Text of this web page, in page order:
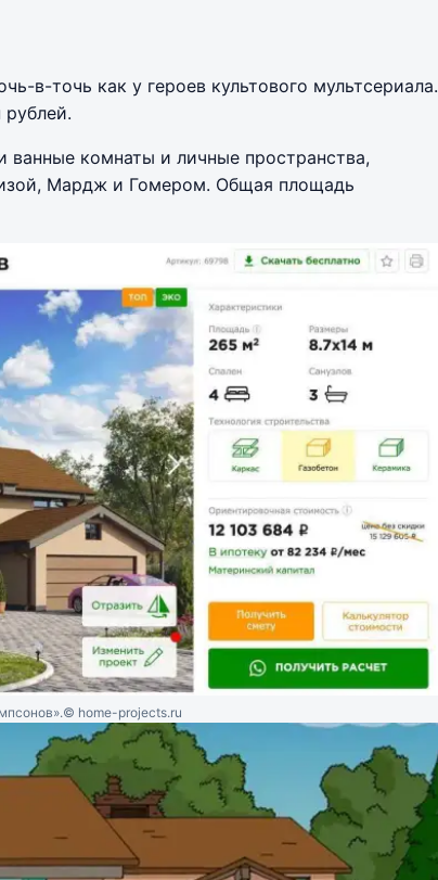
в-точь как у героев культового мультсериала.
комнаты и личные пространства,
Мардж и Гомером. Общая площадь
© home-projects.ru